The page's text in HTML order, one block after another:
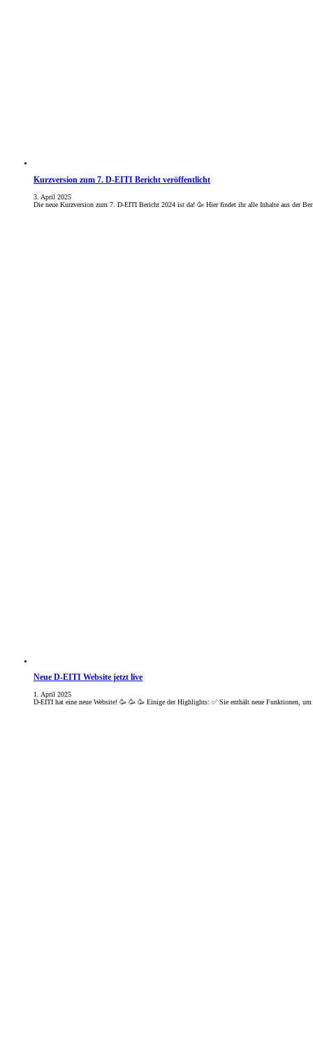
Kurzversion zum 7. D-EITI Bericht veröffentlicht
3. April 2025
Die neue Kurzversion zum 7. D-EITI Bericht 2024 ist da! 🥳 Hier findet ihr alle Inhalte aus der
Neue D-EITI Website jetzt live
1. April 2025
D-EITI hat eine neue Website! 🥳 🥳 🥳 Einige der Highlights: ✅ Sie enthält neue Funktionen,